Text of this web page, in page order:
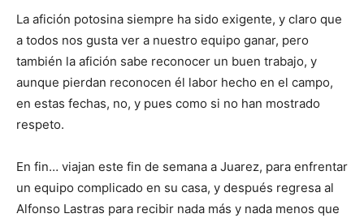
La afición potosina siempre ha sido exigente, y claro que
a todos nos gusta ver a nuestro equipo ganar, pero
también la afición sabe reconocer un buen trabajo, y
aunque pierdan reconocen él labor hecho en el campo,
en estas fechas, no, y pues como si no han mostrado
respeto.
En fin… viajan este fin de semana a Juarez, para enfrentar
un equipo complicado en su casa, y después regresa al
Alfonso Lastras para recibir nada más y nada menos que